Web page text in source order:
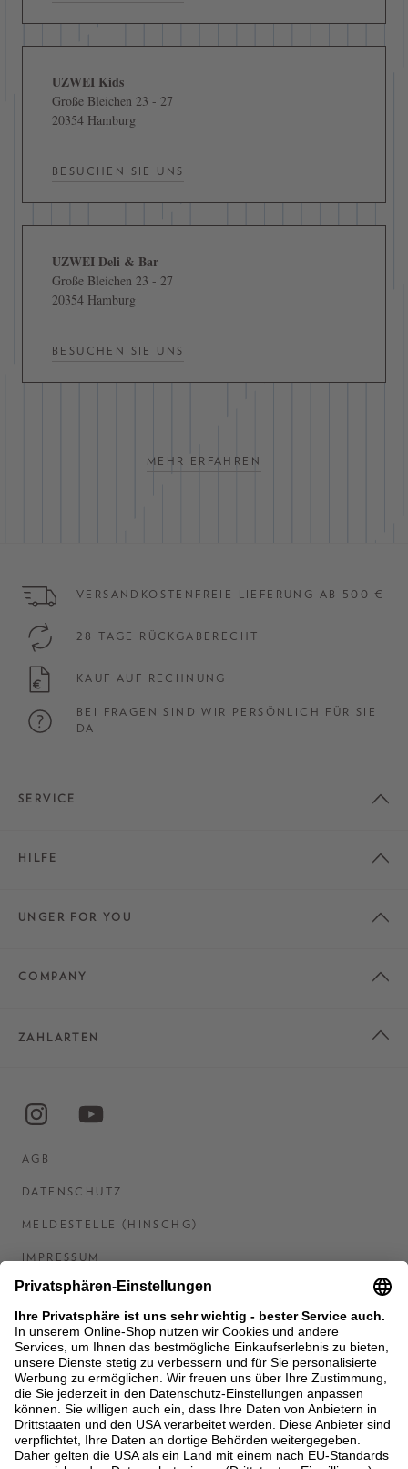
UZWEI Kids
Große Bleichen 23 - 27
20354 Hamburg
BESUCHEN SIE UNS
UZWEI Deli & Bar
Große Bleichen 23 - 27
20354 Hamburg
BESUCHEN SIE UNS
MEHR ERFAHREN
VERSANDKOSTENFREIE LIEFERUNG AB 500 €
28 TAGE RÜCKGABERECHT
KAUF AUF RECHNUNG
BEI FRAGEN SIND WIR PERSÖNLICH FÜR SIE
DA
SERVICE
HILFE
UNGER FOR YOU
COMPANY
ZAHLARTEN
AGB
DATENSCHUTZ
MELDESTELLE (HINSCHG)
IMPRESSUM
BARRIEREFREIHEITSERKLÄRUNG
KONTAKT
COOKIES
MEN'S WORLD: BRAUN HAMBURG
Ein Unternehmen der Unger GmbH & Co. KG